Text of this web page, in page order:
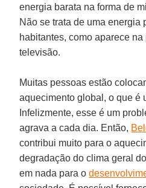
energia barata na forma de
Não se trata de uma energia
habitantes, como aparece
televisão.
Muitas pessoas estão
aquecimento global, o que é
Infelizmente, esse é um
agrava a cada dia. Então,
contribui muito para o
degradação do clima geral
em nada para o